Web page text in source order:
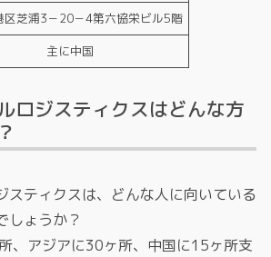
区芝浦3－20－4第六協栄ビル5階
主に中国
ロジスティクスはどんな方
スティクスは、どんな人に向いている
しょうか？
、アジアに30ヶ所、中国に15ヶ所支